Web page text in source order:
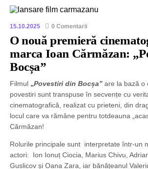
15.10.2025 0 Comentarii
O nouă premieră
marca Ioan Cărmăzan:
Bocșa”
Filmul „Povestiri din Bocșa” are la bază o
povestiri sunt transpuse în secvențe cu
cinematografică, realizat cu prieteni, din
locul care va rămâne pentru totdeauna
Cărmăzan!
Rolurile principale sunt interpretate într-un
actori: Ion Ionuț Ciocia, Marius Chivu,
Guslicov și Oana Zara, iar bănățeanul